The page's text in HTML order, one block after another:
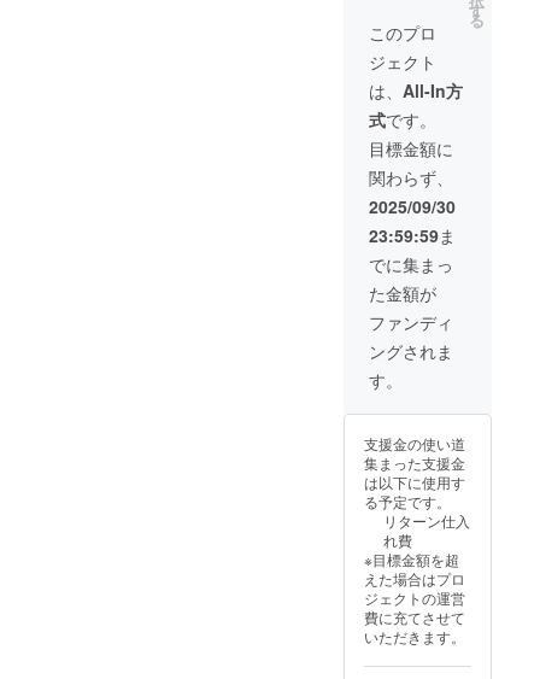
させて
いただ
きます
・活動
レポー
ト掲載
期間：
販売開
始から
随時 ・
ブログ
掲載期
間：
2025年
11月1日
より
2026年
12月31
方法：
み ・そ
の他：
備考欄
に掲載
を希望
お名前/
ニック
ネーム
をご記
入くだ
さい。
文字数
は全角
で8文字
までで
お願い
いたし
ます ロ
ゴ等の
画像を
掲載さ
れたい
場合は
幅4：高
さ1の比
率でお
願いた
します
画像の
1000×2
セルで
適切な
サイズ
で掲載
いたし
意事
項： 支
援時、
必ず備
考欄に
掲載を
す
る
このプロ
ジェクト
は、 All-In方
式です。
目標金額に
関わらず、
2025/09/30
23:59:59ま
でに集まっ
た金額が
ファンディ
ングされま
す。
支援金の使い道
集まった支援金
は以下に使用す
る予定です。
リターン仕入
れ費
※目標金額を超
えた場合はプロ
ジェクトの運営
費に充てさせて
いただきます。